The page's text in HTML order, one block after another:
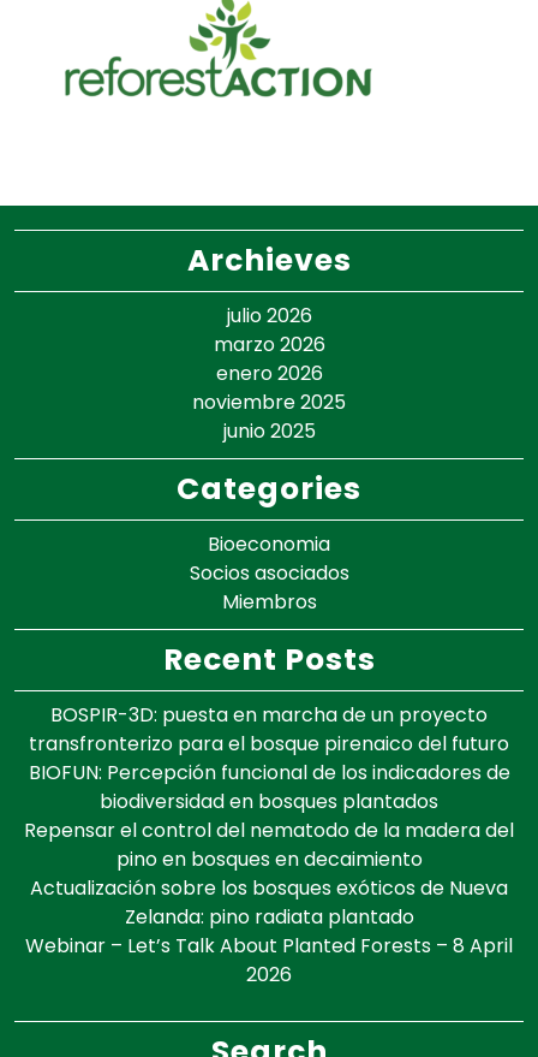
Archieves
julio 2026
marzo 2026
enero 2026
noviembre 2025
junio 2025
Categories
Bioeconomia
Socios asociados
Miembros
Recent Posts
BOSPIR-3D: puesta en marcha de un proyecto
transfronterizo para el bosque pirenaico del futuro
BIOFUN: Percepción funcional de los indicadores de
biodiversidad en bosques plantados
Repensar el control del nematodo de la madera del
pino en bosques en decaimiento
Actualización sobre los bosques exóticos de Nueva
Zelanda: pino radiata plantado
Webinar – Let’s Talk About Planted Forests – 8 April
2026